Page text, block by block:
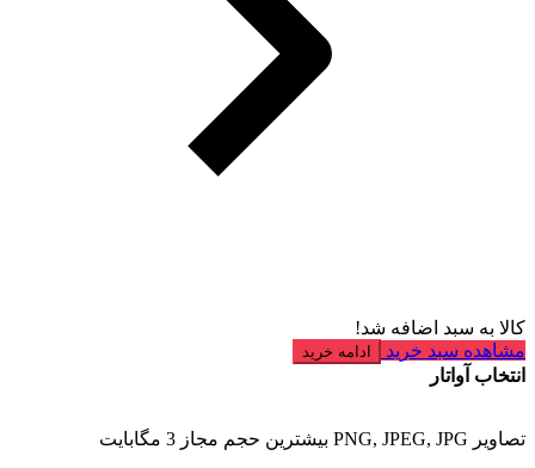
کالا به سبد اضافه شد!
مشاهده سبد خرید
ادامه خرید
انتخاب آواتار
تصاویر PNG, JPEG, JPG بیشترین حجم مجاز 3 مگابایت